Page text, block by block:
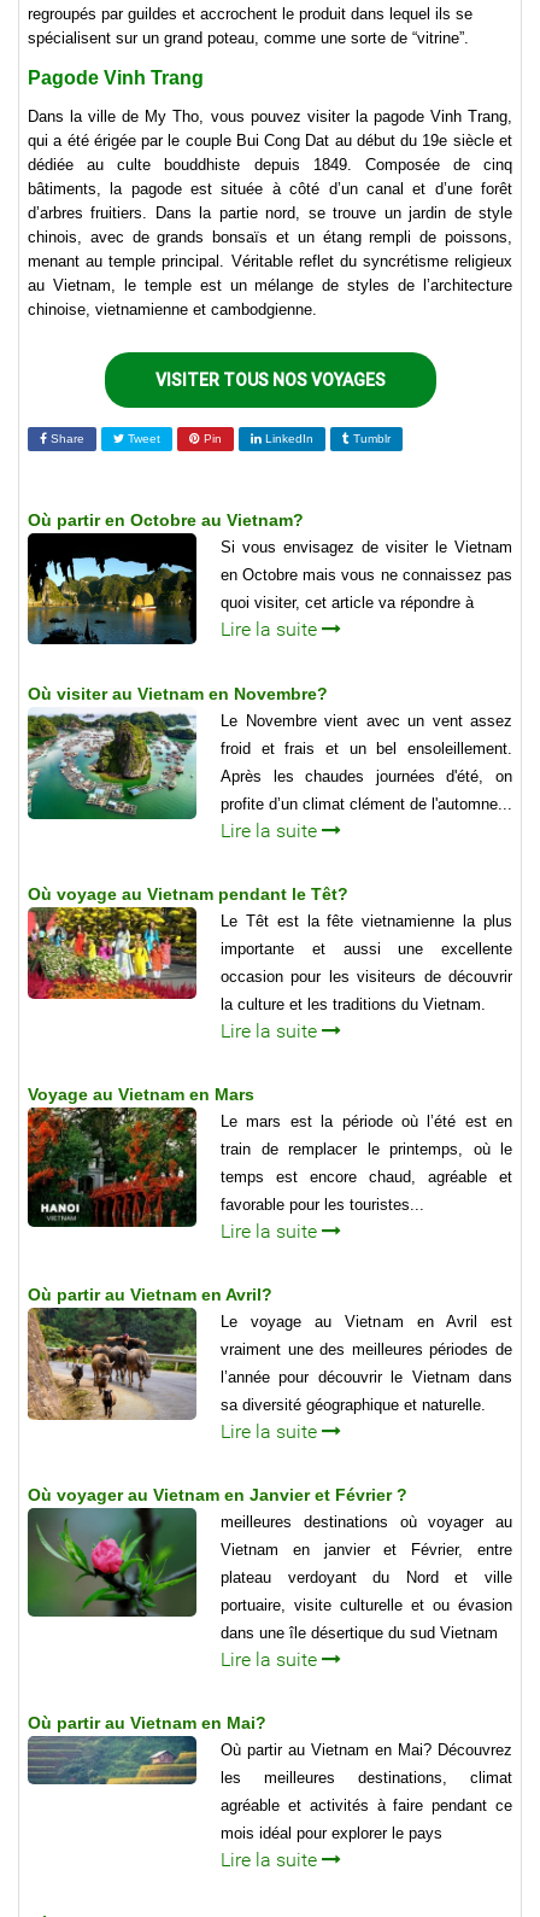
regroupés par guildes et accrochent le produit dans lequel ils se
spécialisent sur un grand poteau, comme une sorte de “vitrine”.
Pagode Vinh Trang
Dans la ville de My Tho, vous pouvez visiter la pagode Vinh Trang,
qui a été érigée par le couple Bui Cong Dat au début du 19e siècle et
dédiée au culte bouddhiste depuis 1849. Composée de cinq
bâtiments, la pagode est située à côté d’un canal et d’une forêt
d’arbres fruitiers. Dans la partie nord, se trouve un jardin de style
chinois, avec de grands bonsaïs et un étang rempli de poissons,
menant au temple principal. Véritable reflet du syncrétisme religieux
au Vietnam, le temple est un mélange de styles de l’architecture
chinoise, vietnamienne et cambodgienne.
VISITER TOUS NOS VOYAGES
Share Tweet Pin LinkedIn Tumblr
Où partir en Octobre au Vietnam?
Si vous envisagez de visiter le Vietnam
en Octobre mais vous ne connaissez pas
quoi visiter, cet article va répondre à
Lire la suite
Où visiter au Vietnam en Novembre?
Le Novembre vient avec un vent assez
froid et frais et un bel ensoleillement.
Après les chaudes journées d'été, on
profite d’un climat clément de l'automne...
Lire la suite
Où voyage au Vietnam pendant le Têt?
Le Têt est la fête vietnamienne la plus
importante et aussi une excellente
occasion pour les visiteurs de découvrir
la culture et les traditions du Vietnam.
Lire la suite
Voyage au Vietnam en Mars
Le mars est la période où l’été est en
train de remplacer le printemps, où le
temps est encore chaud, agréable et
favorable pour les touristes...
Lire la suite
Où partir au Vietnam en Avril?
Le voyage au Vietnam en Avril est
vraiment une des meilleures périodes de
l’année pour découvrir le Vietnam dans
sa diversité géographique et naturelle.
Lire la suite
Où voyager au Vietnam en Janvier et Février ?
meilleures destinations où voyager au
Vietnam en janvier et Février, entre
plateau verdoyant du Nord et ville
portuaire, visite culturelle et ou évasion
dans une île désertique du sud Vietnam
Lire la suite
Où partir au Vietnam en Mai?
Où partir au Vietnam en Mai? Découvrez
les meilleures destinations, climat
agréable et activités à faire pendant ce
mois idéal pour explorer le pays
Lire la suite